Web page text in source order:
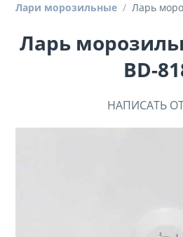
Лари морозильные / Ларь
Ларь
BD-
НАПИСАТЬ